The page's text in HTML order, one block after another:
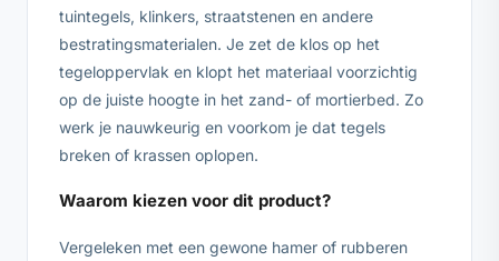
tuintegels, klinkers, straatstenen en andere
bestratingsmaterialen. Je zet de klos op het
tegeloppervlak en klopt het materiaal voorzichtig
op de juiste hoogte in het zand- of mortierbed. Zo
werk je nauwkeurig en voorkom je dat tegels
breken of krassen oplopen.
Waarom kiezen voor dit product?
Vergeleken met een gewone hamer of rubberen